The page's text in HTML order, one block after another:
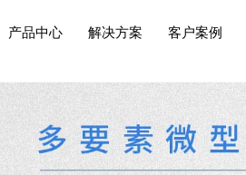
产品中心 解决方案 客户案例